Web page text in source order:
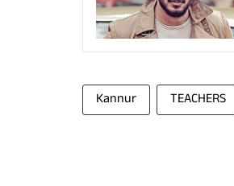
Kannur TEACHERS